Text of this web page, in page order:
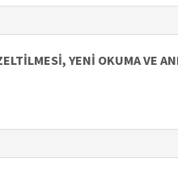
YENİ OKUMA VE